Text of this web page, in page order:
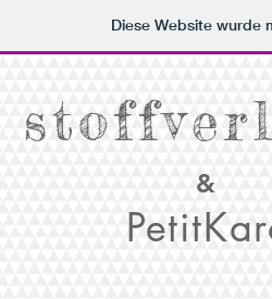
Diese Website wurde
&